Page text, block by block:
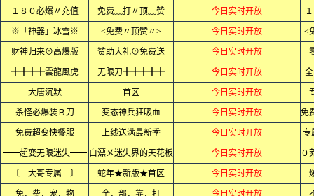
１８０必爆〃充值 免费﹏打〃顶﹏赞 今日实时开放
※「神器」冰雪※ ≤免费〃顶赞〃≥ 今日实时开放 ≤
财神归来⊙高爆版 赞助大礼⊙免费送 今日实时开放
╋╋╋╋雲龍風虎 无限刀╋╋╋╋╋ 今日实时开放
大唐沉默 首区 今日实时开放
杀怪必爆装Ｂ刀 变态神兵狂吸血 今日实时开放
免费超变快餐服 上线送满最新季 今日实时开放 专
━━超变无限迷失━━ 白漂メ迷失界的天花板 今日实时开放
〔 大哥专属 〕 蛇年★新版★首区 今日实时开放
免．费．宠．物 全．部．靠．打 今日实时开放